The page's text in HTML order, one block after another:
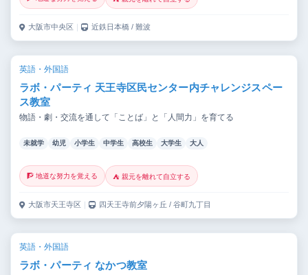
大阪市中央区 ｜ 近鉄日本橋 / 難波
英語・外国語
ラボ・パーティ 天王寺区民センター内チャレンジスペー
ス教室
物語・劇・交流を通して「ことば」と「人間力」を育てる
未就学 幼児 小学生 中学生 高校生 大学生 大人
🧗 地道な努力を覚える ⛺ 親元を離れて自立する
大阪市天王寺区 ｜ 四天王寺前夕陽ヶ丘 / 谷町九丁目
英語・外国語
ラボ・パーティ なかつ教室